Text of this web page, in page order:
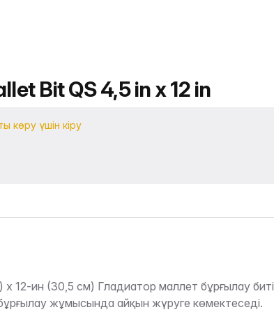
Bit QS 4,5 in x 12 in
көру үшін кіру
12-ин (30,5 см) Гладиатор маллет бұрғылау биті
жұмысында айқын жүруге көмектеседі.